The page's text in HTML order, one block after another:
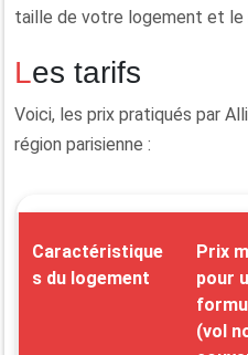
taille de votre logement et le
Les tarifs
Voici, les prix pratiqués par
région parisienne :
Caractéristique
s du logement
Prix
pour
(vol